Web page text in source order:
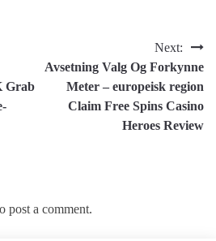
Grab
Next:
Avsetning Valg Og Forkynne
Meter – europeisk region
Claim Free Spins Casino
Heroes Review
post a comment.